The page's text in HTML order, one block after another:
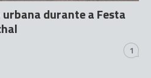
durante a Festa
1